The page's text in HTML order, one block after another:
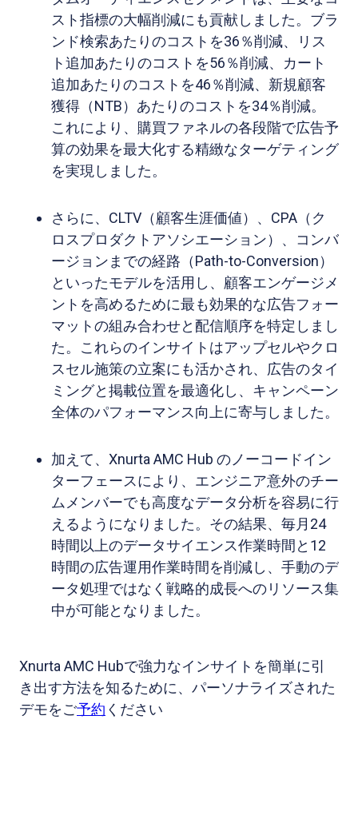
スト指標の大幅削減にも貢献しました。ブラ
ンド検索あたりのコストを36％削減、リス
ト追加あたりのコストを56％削減、カート
追加あたりのコストを46％削減、新規顧客
獲得（NTB）あたりのコストを34％削減。
これにより、購買ファネルの各段階で広告予
算の効果を最大化する精緻なターゲティング
を実現しました。
さらに、CLTV（顧客生涯価値）、CPA（ク
ロスプロダクトアソシエーション）、コンバ
ージョンまでの経路（Path-to-Conversion）
といったモデルを活用し、顧客エンゲージメ
ントを高めるために最も効果的な広告フォー
マットの組み合わせと配信順序を特定しまし
た。これらのインサイトはアップセルやクロ
スセル施策の立案にも活かされ、広告のタイ
ミングと掲載位置を最適化し、キャンペーン
全体のパフォーマンス向上に寄与しました。
加えて、Xnurta AMC Hub のノーコードイン
ターフェースにより、エンジニア意外のチー
ムメンバーでも高度なデータ分析を容易に行
えるようになりました。その結果、毎月24
時間以上のデータサイエンス作業時間と12
時間の広告運用作業時間を削減し、手動のデ
ータ処理ではなく戦略的成長へのリソース集
中が可能となりました。
Xnurta AMC Hubで強力なインサイトを簡単に引
き出す方法を知るために、パーソナライズされた
デモをご予約 ください